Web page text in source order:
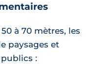
à 70 mètres, les
paysages et
: